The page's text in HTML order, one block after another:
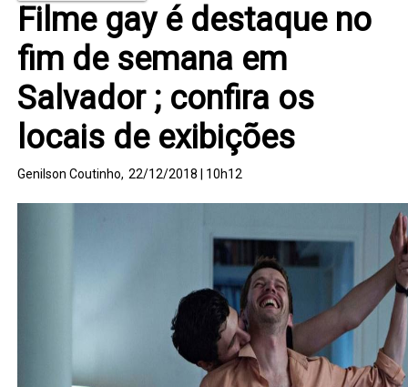
Filme gay é destaque no
fim de semana em
Salvador ; confira os
locais de exibições
Genilson Coutinho, 22/12/2018 | 10h12